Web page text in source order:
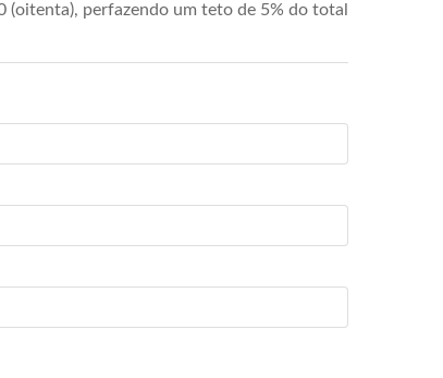
(oitenta), perfazendo um teto de 5% do total